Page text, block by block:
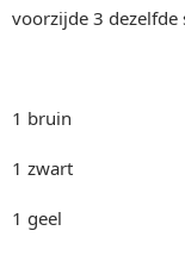
voorzijde 3 dezelfde
1 bruin
1 zwart
1 geel